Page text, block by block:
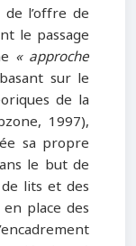
l’offre de
le passage
« approche
sur le
de la
1997),
sa propre
le but de
lits et des
place des